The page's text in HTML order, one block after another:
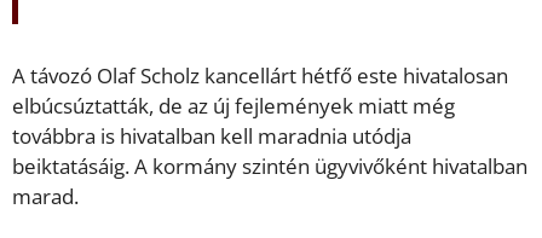
A távozó Olaf Scholz kancellárt hétfő este hivatalosan
elbúcsúztatták, de az új fejlemények miatt még
továbbra is hivatalban kell maradnia utódja
beiktatásáig. A kormány szintén ügyvivőként hivatalban
marad.